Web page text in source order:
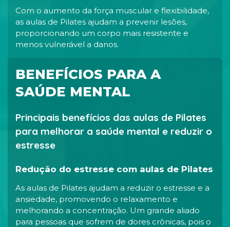
Com o aumento da força muscular e flexibilidade,
as aulas de Pilates ajudam a prevenir lesões,
proporcionando um corpo mais resistente e
menos vulnerável a danos.
BENEFÍCIOS PARA A
SAÚDE MENTAL
Principais benefícios das aulas de Pilates
para melhorar a saúde mental e reduzir o
estresse
Redução do estresse com aulas de Pilates
As aulas de Pilates ajudam a reduzir o estresse e a
ansiedade, promovendo o relaxamento e
melhorando a concentração. Um grande aliado
para pessoas que sofrem de dores crônicas, pois o